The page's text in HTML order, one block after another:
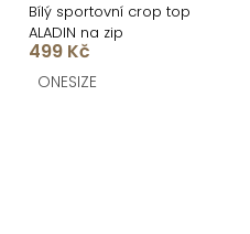
Bílý sportovní crop top
ALADIN na zip
499 Kč
ONESIZE